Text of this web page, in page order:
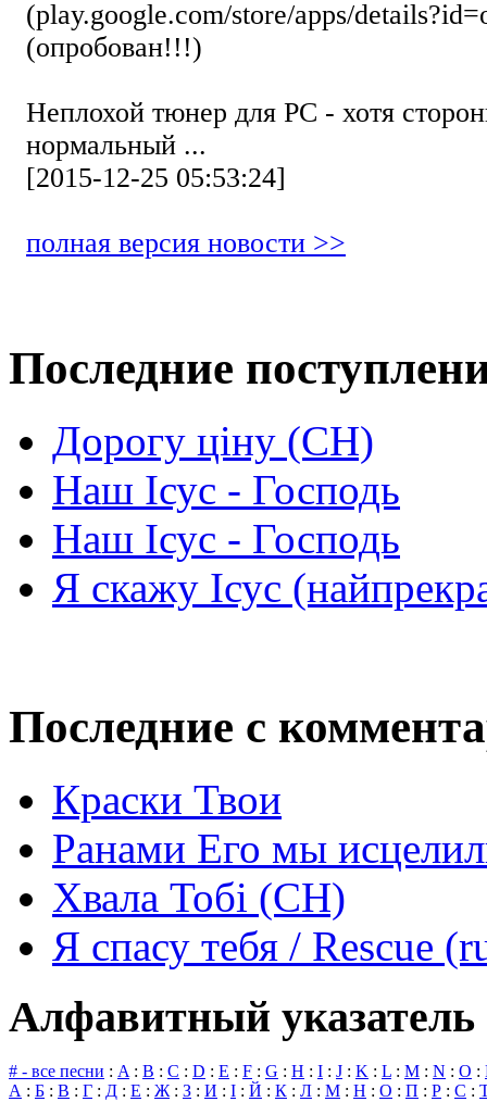
(play.google.com/store/apps/
(опробован!!!)
Неплохой тюнер для РС - хотя
нормальный ...
[2015-12-25 05:53:24]
полная версия новости >>
Последние
Дорогу ціну (СН)
Наш Ісус - Господь
Наш Ісус - Господь
Я скажу Ісус
Последние с
Краски Твои
Ранами Его мы
Хвала Тобі (СН)
Я спасу тебя / Rescue
Алфавитный указатель
# - все песни : A : B : C : D : E : F : G : H : I : J : K : L : M : N : O :
А : Б : В : Г : Д : Е : Ж : З : И : І : Й : К : Л : М : Н : О : П : Р : С :